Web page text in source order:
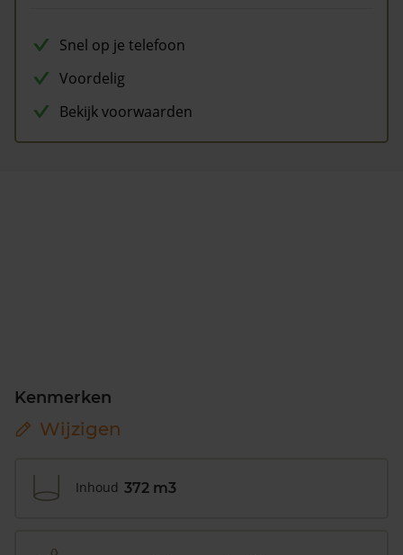
Snel op je telefoon
Voordelig
Bekijk voorwaarden
Kenmerken
Wijzigen
Inhoud 372 m3